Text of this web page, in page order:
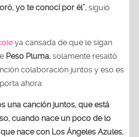
yo te conocí por él”, siguió
ya cansada de que le sigan
Peso Pluma, solamente resaltó
colaboración juntos y eso es
ahora:
una canción juntos, que está
cuando nace un poco de lo
nace con Los Ángeles Azules,